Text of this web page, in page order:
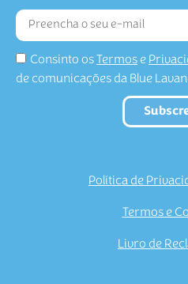
Consinto os Termos e
de comunicações da Blue
Política de
Termos e
Livro de